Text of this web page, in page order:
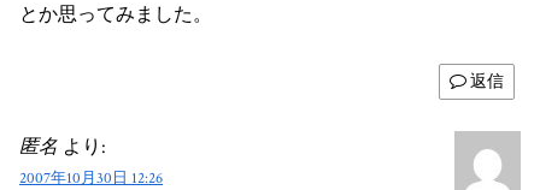
とか思ってみました。
返信
匿名 より:
2007年10月30日 12:26